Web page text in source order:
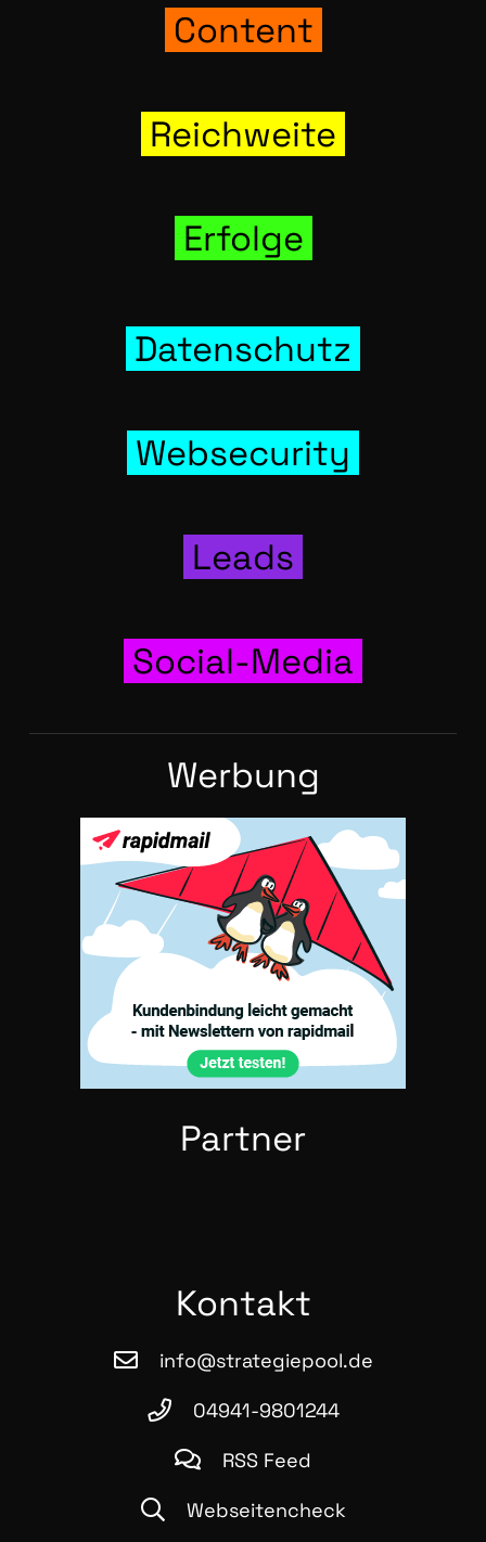
Con­tent
Reich­wei­te
Erfol­ge
Daten­schutz
Web­se­cu­ri­ty
Leads
Social-Media
Wer­bung
Part­ner
Kon­takt
info@strategiepool.de
04941-9801244
RSS Feed
Webseitencheck